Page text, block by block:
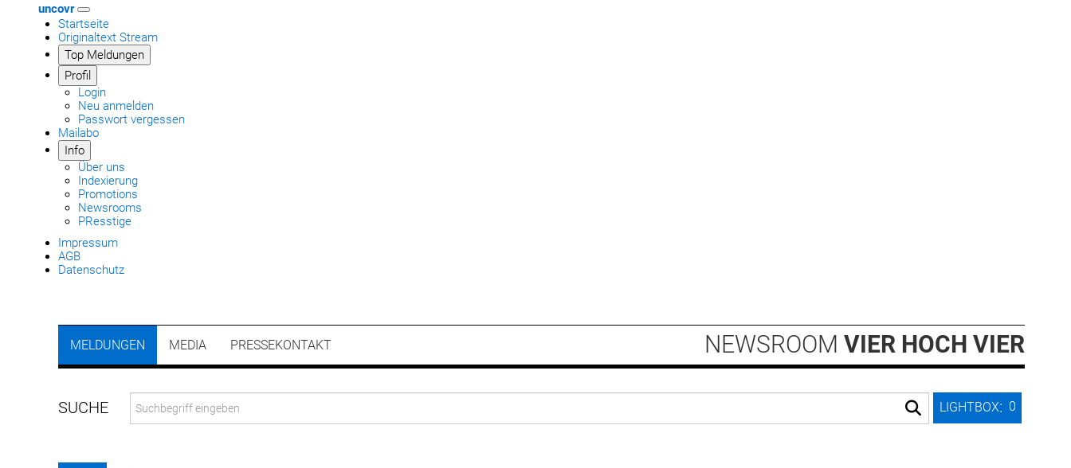
uncovr
Startseite
Originaltext Stream
Top Meldungen
Profil
Login
Neu anmelden
Passwort vergessen
Mailabo
Info
Über uns
Indexierung
Promotions
Newsrooms
PResstige
Impressum
AGB
Datenschutz
LIGHTBOX: 0
MELDUNGEN MEDIA PRESSEKONTAKT NEWSROOM VIER HOCH VIER